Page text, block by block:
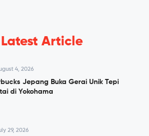
Latest Article
4, 2026
Jepang Buka Gerai Unik Tepi
di Yokohama
29, 2026